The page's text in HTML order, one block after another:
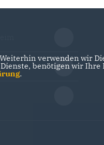
verwenden wir
benötigen wir
.